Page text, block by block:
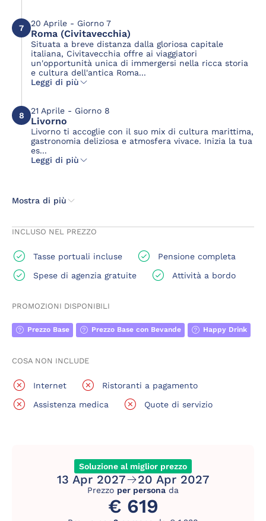
7 20 Aprile - Giorno 7
Roma (Civitavecchia)
Situata a breve distanza dalla gloriosa capitale
italiana, Civitavecchia offre ai viaggiatori
un'opportunità unica di immergersi nella ricca storia
e cultura dell'antica Roma...
Leggi di più
8 21 Aprile - Giorno 8
Livorno
Livorno ti accoglie con il suo mix di cultura marittima,
gastronomia deliziosa e atmosfera vivace. Inizia la tua
es...
Leggi di più
Mostra di più
INCLUSO NEL PREZZO
Tasse portuali incluse
Pensione completa
Spese di agenzia gratuite
Attività a bordo
PROMOZIONI DISPONIBILI
Prezzo Base Prezzo Base con Bevande Happy Drink
COSA NON INCLUDE
Internet
Ristoranti a pagamento
Assistenza medica
Quote di servizio
Soluzione al miglior prezzo
13 Apr 2027 20 Apr 2027
Prezzo per persona da
€ 619